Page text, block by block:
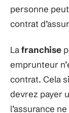
personne
contrat
Lafranchise
emprunteur
contrat. Cela
devrez payer
l’assurance